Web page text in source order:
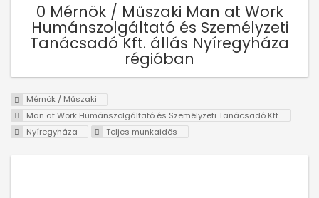
0 Mérnök / Műszaki Man at Work
Humánszolgáltató és Személyzeti
Tanácsadó Kft. állás Nyíregyháza
régióban
Mérnök / Műszaki
Man at Work Humánszolgáltató és Személyzeti Tanácsadó Kft.
Nyíregyháza
Teljes munkaidős